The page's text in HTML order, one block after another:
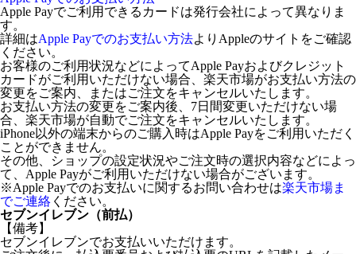
Apple Payでご利用できるカードは発行会社によって異なりま
す。
詳細はApple Payでのお支払い方法よりAppleのサイトをご確認
ください。
お客様のご利用状況などによってApple Payおよびクレジット
カードがご利用いただけない場合、楽天市場がお支払い方法の
変更をご案内、またはご注文をキャンセルいたします。
お支払い方法の変更をご案内後、7日間変更いただけない場
合、楽天市場が自動でご注文をキャンセルいたします。
iPhone以外の端末からのご購入時はApple Payをご利用いただく
ことができません。
その他、ショップの設定状況やご注文時の選択内容などによっ
て、Apple Payがご利用いただけない場合がございます。
※Apple Payでのお支払いに関するお問い合わせは楽天市場ま
でご連絡 ください。
セブンイレブン（前払）
【備考】
セブンイレブンでお支払いいただけます。